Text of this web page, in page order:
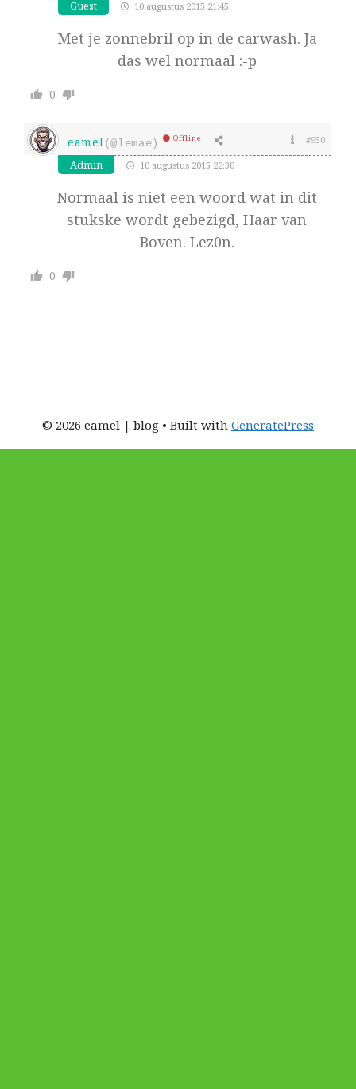
Guest 10 augustus 2015 21:45
Met je zonnebril op in de carwash. Ja
das wel normaal :-p
0
eamel(@lemae) Offline #950
Admin 10 augustus 2015 22:30
Normaal is niet een woord wat in dit
stukske wordt gebezigd, Haar van
Boven. Lez0n.
0
© 2026 eamel | blog • Built with GeneratePress